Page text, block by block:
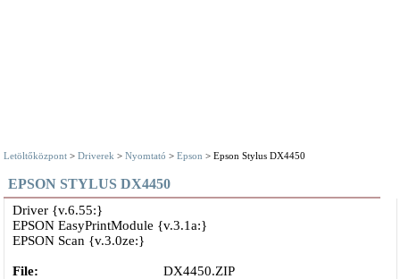
Letöltőközpont >Driverek >Nyomtató >Epson > Epson Stylus DX4450
EPSON STYLUS DX4450
Driver {v.6.55:}
EPSON EasyPrintModule {v.3.1a:}
EPSON Scan {v.3.0ze:}
File:
DX4450.ZIP